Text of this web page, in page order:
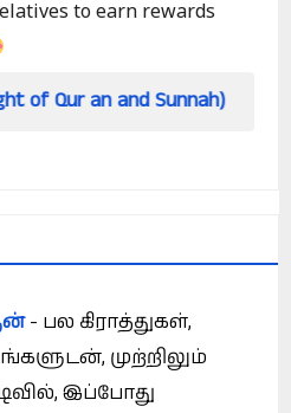
to earn rewards
Sunnah) How
- பல கிராத்துகள்,
முற்றிலும்
இப்போது